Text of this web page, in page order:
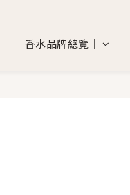
｜香水品牌總覽｜